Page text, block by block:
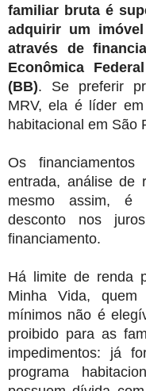
familiar bruta é
adquirir um
através de
Econômica
(BB). Se preferir
MRV, ela é líder
habitacional em São
Os
entrada, análise de
mesmo assim, é
desconto nos
financiamento.
Há limite de renda
Minha Vida,
mínimos não é
proibido para as
impedimentos: já
programa